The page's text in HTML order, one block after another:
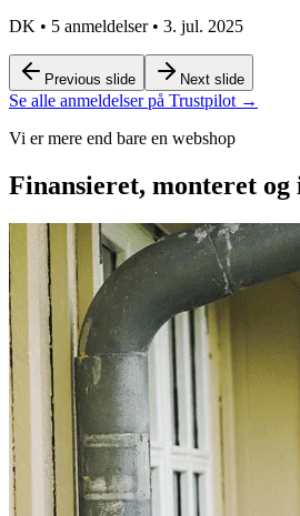
DK • 5 anmeldelser• 3. jul. 2025
Previous slide Next slide
Se alle anmeldelser på Trustpilot →
Vi er mere end bare en webshop
Finansieret, monteret og